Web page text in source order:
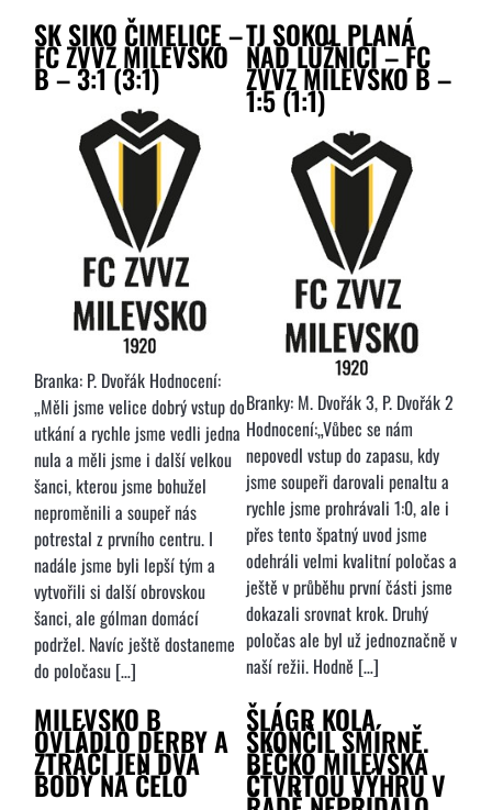
SK SIKO ČIMELICE –
FC ZVVZ MILEVSKO
B – 3:1 (3:1)
Branka: P. Dvořák Hodnocení:
„Měli jsme velice dobrý vstup do
utkání a rychle jsme vedli jedna
nula a měli jsme i další velkou
šanci, kterou jsme bohužel
neproměnili a soupeř nás
potrestal z prvního centru. I
nadále jsme byli lepší tým a
vytvořili si další obrovskou
šanci, ale gólman domácí
podržel. Navíc ještě dostaneme
do poločasu […]
TJ SOKOL PLANÁ
NAD LUŽNICÍ – FC
ZVVZ MILEVSKO B –
1:5 (1:1)
Branky: M. Dvořák 3, P. Dvořák 2
Hodnocení:„Vůbec se nám
nepovedl vstup do zapasu, kdy
jsme soupeři darovali penaltu a
rychle jsme prohrávali 1:0, ale i
přes tento špatný uvod jsme
odehráli velmi kvalitní poločas a
ještě v průběhu první části jsme
dokazali srovnat krok. Druhý
poločas ale byl už jednoznačně v
naší režii. Hodně […]
MILEVSKO B
OVLÁDLO DERBY A
ZTRÁCÍ JEN DVA
BODY NA ČELO
ŠLÁGR KOLA
SKONČIL SMÍRNĚ.
BÉČKO MILEVSKA
ČTVRTOU VÝHRU V